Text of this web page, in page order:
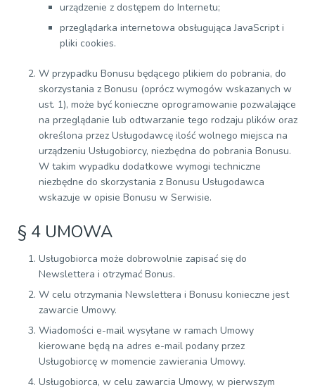
urządzenie z dostępem do Internetu;
przeglądarka internetowa obsługująca JavaScript i
pliki cookies.
W przypadku Bonusu będącego plikiem do pobrania, do
skorzystania z Bonusu (oprócz wymogów wskazanych w
ust. 1), może być konieczne oprogramowanie pozwalające
na przeglądanie lub odtwarzanie tego rodzaju plików oraz
określona przez Usługodawcę ilość wolnego miejsca na
urządzeniu Usługobiorcy, niezbędna do pobrania Bonusu.
W takim wypadku dodatkowe wymogi techniczne
niezbędne do skorzystania z Bonusu Usługodawca
wskazuje w opisie Bonusu w Serwisie.
§ 4 UMOWA
Usługobiorca może dobrowolnie zapisać się do
Newslettera i otrzymać Bonus.
W celu otrzymania Newslettera i Bonusu konieczne jest
zawarcie Umowy.
Wiadomości e-mail wysyłane w ramach Umowy
kierowane będą na adres e-mail podany przez
Usługobiorcę w momencie zawierania Umowy.
Usługobiorca, w celu zawarcia Umowy, w pierwszym